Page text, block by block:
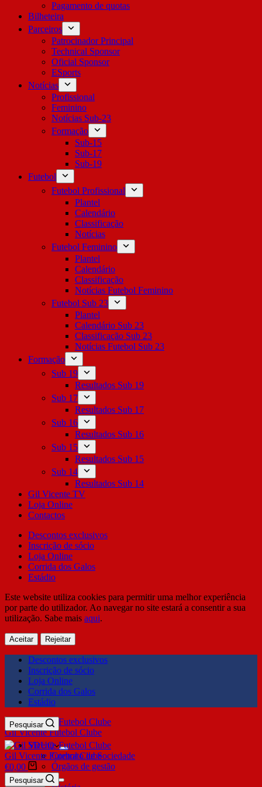
Pagamento de quotas
Bilheteira
Parceiros
Patrocinador Principal
Technical Sponsor
Oficial Sponsor
ESports
Notícias
Profissional
Feminino
Notícias Sub-23
Formação
Sub-15
Sub-17
Sub-19
Futebol
Futebol Profissional
Plantel
Calendário
Classificação
Notícias
Futebol Feminino
Plantel
Calendário
Classificação
Notícias Futebol Feminino
Futebol Sub 23
Plantel
Calendário Sub 23
Classificação Sub 23
Notícias Futebol Sub 23
Formação
Sub 19
Resultados Sub 19
Sub 17
Resultados Sub 17
Sub 16
Resultados Sub 16
Sub 15
Resultados Sub 15
Sub 14
Resultados Sub 14
Gil Vicente TV
Loja Online
Contactos
Descontos exclusivos
Inscrição de sócio
Loja Online
Corrida dos Galos
Estádio
Este website utiliza cookies para permitir uma melhor experiência
por parte do utilizador. Ao navegar no site estará a consentir a sua
utilização. Sabe mais aqui.
Aceitar Rejeitar
Descontos exclusivos
Inscrição de sócio
Loja Online
Corrida dos Galos
Estádio
Gil Vicente Futebol Clube
Pesquisar
SDUQ
Contrato de Sociedade
Órgãos de gestão
Clube
Gil Vicente Futebol Clube
€0,00
Pesquisar